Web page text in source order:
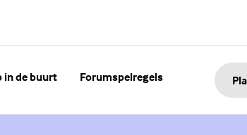
in de buurt Forumspelregels